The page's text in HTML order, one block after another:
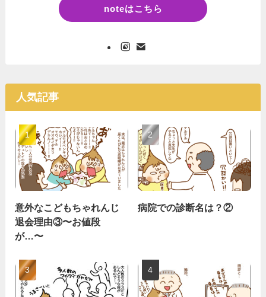
noteはこちら
人気記事
意外なこどもちゃれんじ
退会理由③〜お値段
が…〜
病院での診断名は？②